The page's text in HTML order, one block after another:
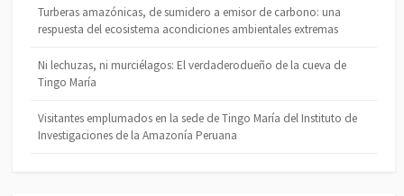
Turberas amazónicas, de sumidero a emisor de carbono: una
respuesta del ecosistema acondiciones ambientales extremas
Ni lechuzas, ni murciélagos: El verdaderodueño de la cueva de
Tingo María
Visitantes emplumados en la sede de Tingo María del Instituto de
Investigaciones de la Amazonía Peruana